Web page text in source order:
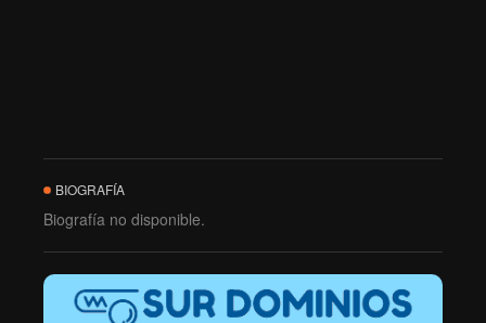
BIOGRAFÍA
Biografía no disponible.